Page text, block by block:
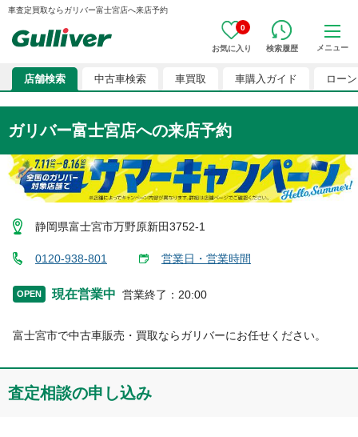
車査定買取ならガリバー富士宮店へ来店予約
0
お気に入り 検索履歴 メニュー
店舗検索 中古車検索 車買取 車購入ガイド ローン
ガリバー富士宮店への来店予約
静岡県富士宮市万野原新田3752-1
0120-938-801 営業日・営業時間
OPEN 現在営業中 営業終了 ： 20:00
富士宮市で中古車販売・買取ならガリバーにお任せください。
査定相談の申し込み